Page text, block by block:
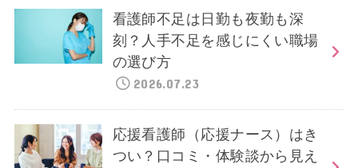
看護師不足は日勤も夜勤も深
刻？人手不足を感じにくい職場
の選び方
2026.07.23
応援看護師（応援ナース）はき
つい？口コミ・体験談から見え